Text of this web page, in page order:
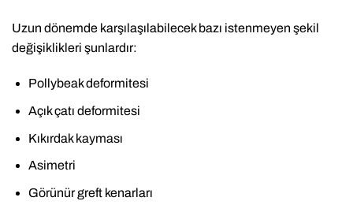
Uzun dönemde karşılaşılabilecek bazı istenmeyen şekil
değişiklikleri şunlardır:
Pollybeak deformitesi
Açık çatı deformitesi
Kıkırdak kayması
Asimetri
Görünür greft kenarları